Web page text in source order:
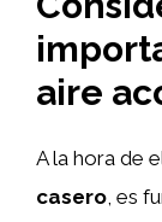
aire
A la hora de
casero, es